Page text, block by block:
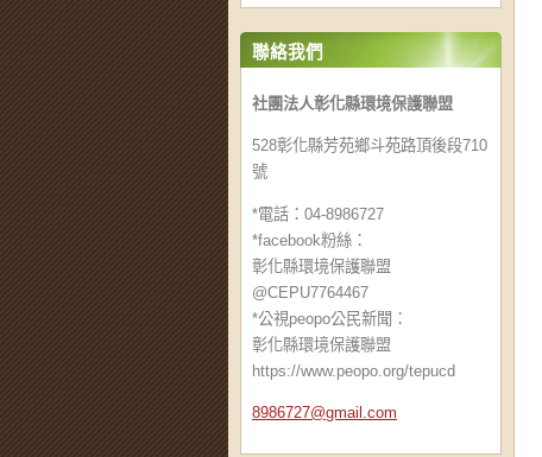
聯絡我們
社團法人彰化縣環境保護聯盟
528彰化縣芳苑鄉斗苑路頂後段710
號
*電話：04-8986727
*facebook粉絲：
彰化縣環境保護聯盟
@CEPU7764467
*公視peopo公民新聞：
彰化縣環境保護聯盟
https://www.peopo.org/tepucd
8986727@gmail.com